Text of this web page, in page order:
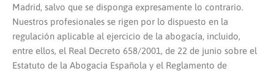
Madrid, salvo que se disponga expresamente lo contrario.
Nuestros profesionales se rigen por lo dispuesto en la
regulación aplicable al ejercicio de la abogacía, incluido,
entre ellos, el Real Decreto 658/2001, de 22 de junio sobre el
Estatuto de la Abogacía Española y el Reglamento de